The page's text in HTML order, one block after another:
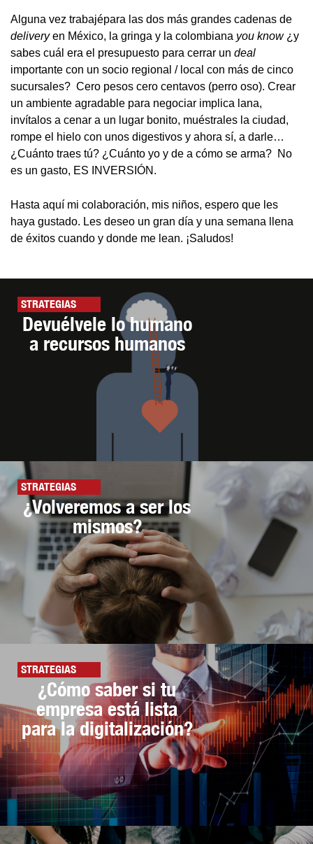
Alguna vez trabajépara las dos más grandes cadenas de
deliveryen México, la gringa y la colombiana you know¿y
sabes cuál era el presupuesto para cerrar un deal
importante con un socio regional / local con más de cinco
sucursales? Cero pesos cero centavos (perro oso). Crear
un ambiente agradable para negociar implica lana,
invítalos a cenar a un lugar bonito, muéstrales la ciudad,
rompe el hielo con unos digestivos y ahora sí, a darle…
¿Cuánto traes tú? ¿Cuánto yo y de a cómo se arma? No
es un gasto, ES INVERSIÓN.
Hasta aquí mi colaboración, mis niños, espero que les
haya gustado. Les deseo un gran día y una semana llena
de éxitos cuando y donde me lean. ¡Saludos!
STRATEGIAS
Devuélvele lo humano
a recursos humanos
STRATEGIAS
¿Volveremos a ser los
mismos?
STRATEGIAS
¿Cómo saber si tu
empresa está lista
para la digitalización?